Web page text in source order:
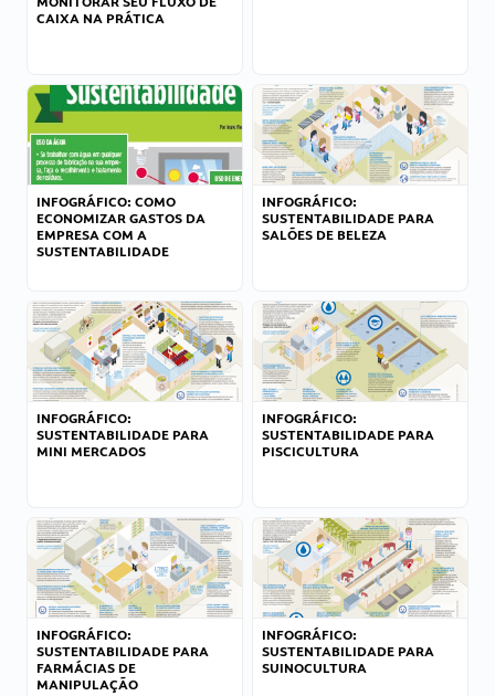
CAIXA NA PRÁTICA
INFOGRÁFICO: COMO
ECONOMIZAR GASTOS DA
EMPRESA COM A
SUSTENTABILIDADE
INFOGRÁFICO:
SUSTENTABILIDADE PARA
SALÕES DE BELEZA
INFOGRÁFICO:
SUSTENTABILIDADE PARA
MINI MERCADOS
INFOGRÁFICO:
SUSTENTABILIDADE PARA
PISCICULTURA
INFOGRÁFICO:
SUSTENTABILIDADE PARA
FARMÁCIAS DE
MANIPULAÇÃO
INFOGRÁFICO:
SUSTENTABILIDADE PARA
SUINOCULTURA